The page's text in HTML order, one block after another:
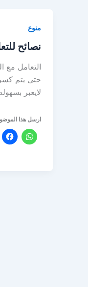
منوع
نصائح
التعامل مع
حتى يتم كسر
لايعبر
ارسل هذا